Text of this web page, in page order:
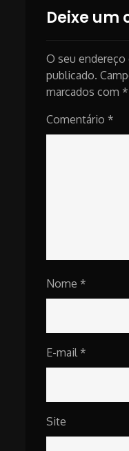
Deixe um
O seu endereço
publicado.
marcados com *
Comentário *
Nome *
E-mail *
Site